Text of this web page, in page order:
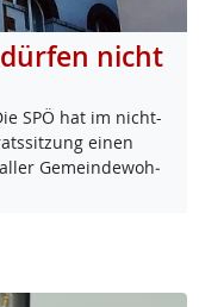
nicht
SPÖ hat im nicht-
ei­nen
Ge­mein­de­woh­